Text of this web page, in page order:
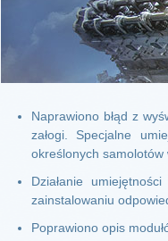
Naprawiono błąd z
załogi. Specjalne
określonych samolotów
Działanie
zainstalowaniu
Poprawiono opis